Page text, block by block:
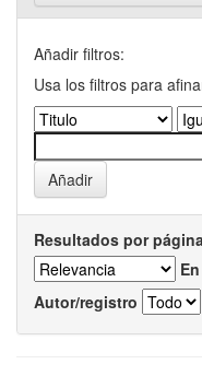
Añadir filtros:
Usa los filtros para
Resultados por
Autor/registro